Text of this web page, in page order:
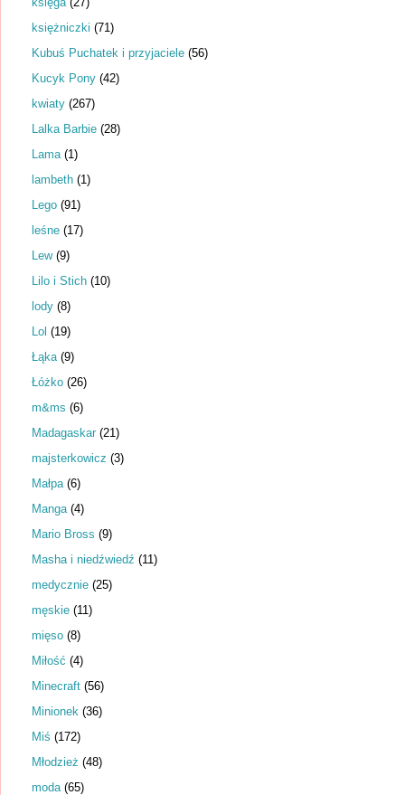
księżniczki (71)
Kubuś Puchatek i przyjaciele (56)
Kucyk Pony (42)
kwiaty (267)
Lalka Barbie (28)
Lama (1)
lambeth (1)
Lego (91)
leśne (17)
Lew (9)
Lilo i Stich (10)
lody (8)
Lol (19)
Łąka (9)
Łóżko (26)
m&ms (6)
Madagaskar (21)
majsterkowicz (3)
Małpa (6)
Manga (4)
Mario Bross (9)
Masha i niedźwiedź (11)
medycznie (25)
męskie (11)
mięso (8)
Miłość (4)
Minecraft (56)
Minionek (36)
Miś (172)
Młodzież (48)
moda (65)